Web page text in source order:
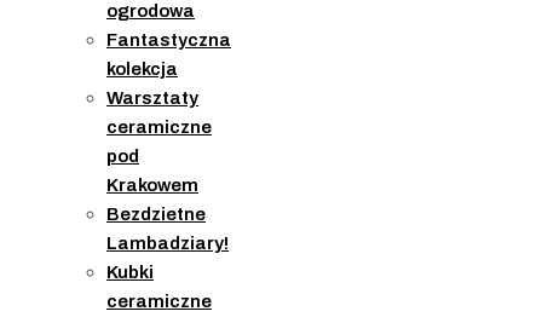
ogrodowa
Fantastyczna
kolekcja
Warsztaty
ceramiczne
pod
Krakowem
Bezdzietne
Lambadziary!
Kubki
ceramiczne